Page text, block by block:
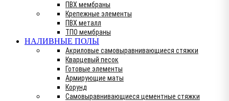
ПВХ мембраны
Крепежные элементы
ПВХ металл
ТПО мембраны
НАЛИВНЫЕ ПОЛЫ
Акриловые самовыравнивающиеся стяжки
Кварцевый песок
Готовые элементы
Армирующие маты
Корунд
Самовыравнивающиеся цементные стяжки